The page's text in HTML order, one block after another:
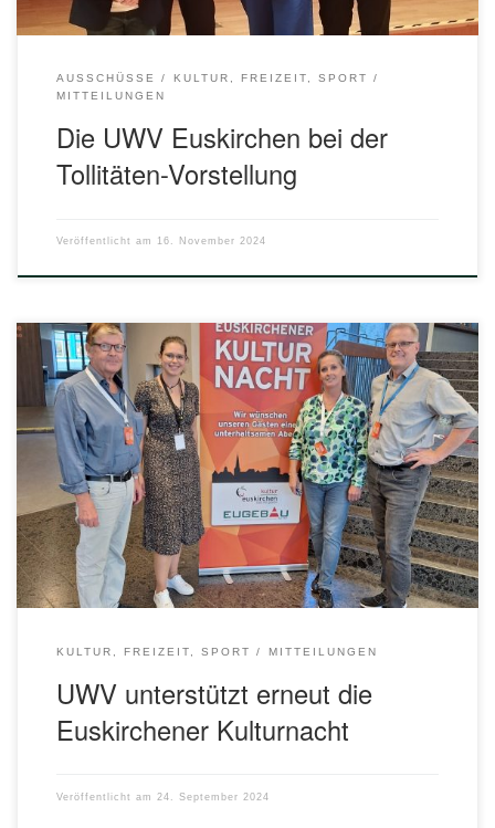
AUSSCHÜSSE
KULTUR, FREIZEIT, SPORT
MITTEILUNGEN
Die UWV Euskirchen bei der
Tollitäten-Vorstellung
Veröffentlicht am 16. November 2024
Wie schon in den Vorjahren unterstützte die UWV
Euskirchen die Kulturnacht in Euskirchen auch in diesem
Jahr bei der 16. Auflage. Und wie in der Vergangenheit
nicht nur durch eine Geldspende sondern auch wieder
durch „Man-/Woman-Power“! An insgesamt drei
Spielstätten, dem Stadttheater, der Mensa des Emil-Fischer-
Gymnasiums und der Mensa der […]
KULTUR, FREIZEIT, SPORT MITTEILUNGEN
UWV unterstützt erneut die
Euskirchener Kulturnacht
Veröffentlicht am 24. September 2024